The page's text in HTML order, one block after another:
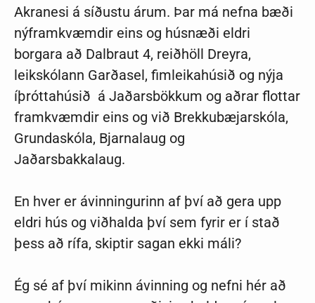
Akranesi á síðustu árum. Þar má nefna bæði
nýframkvæmdir eins og húsnæði eldri
borgara að Dalbraut 4, reiðhöll Dreyra,
leikskólann Garðasel, fimleikahúsið og nýja
íþróttahúsið á Jaðarsbökkum og aðrar flottar
framkvæmdir eins og við Brekkubæjarskóla,
Grundaskóla, Bjarnalaug og
Jaðarsbakkalaug.
En hver er ávinningurinn af því að gera upp
eldri hús og viðhalda því sem fyrir er í stað
þess að rífa, skiptir sagan ekki máli?
Ég sé af því mikinn ávinning og nefni hér að